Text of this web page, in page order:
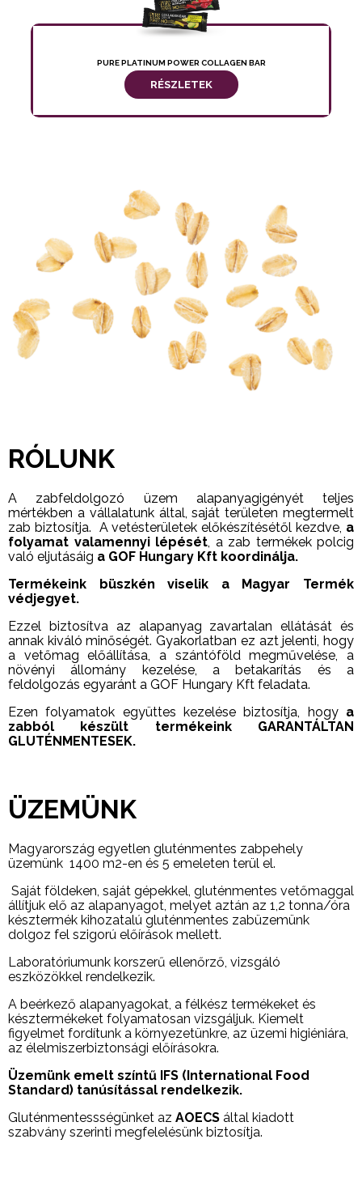
PURE PLATINUM POWER COLLAGEN BAR
RÉSZLETEK
RÓLUNK
A zabfeldolgozó üzem alapanyagigényét teljes
mértékben a vállalatunk által, saját területen megtermelt
zab biztosítja. A vetésterületek előkészítésétől kezdve, a
folyamat valamennyi lépését , a zab termékek polcig
való eljutásáig a GOF Hungary Kft koordinálja.
Termékeink büszkén viselik a Magyar Termék
védjegyet.
Ezzel biztosítva az alapanyag zavartalan ellátását és
annak kiváló minőségét. Gyakorlatban ez azt jelenti, hogy
a vetőmag előállítása, a szántóföld megművelése, a
növényi állomány kezelése, a betakarítás és a
feldolgozás egyaránt a GOF Hungary Kft feladata.
Ezen folyamatok együttes kezelése biztosítja, hogy a
zabból készült termékeink GARANTÁLTAN
GLUTÉNMENTESEK.
ÜZEMÜNK
Magyarország egyetlen gluténmentes zabpehely
üzemünk 1400 m2-en és 5 emeleten terül el.
Saját földeken, saját gépekkel, gluténmentes vetőmaggal
állítjuk elő az alapanyagot, melyet aztán az 1 ,2 tonna/óra
késztermék kihozatalú gluténmentes zabüzemünk
dolgoz fel szigorú előírások mellett.
Laboratóriumunk korszerű ellenőrző, vizsgáló
eszközökkel rendelkezik.
A beérkező alapanyagokat, a félkész termékeket és
késztermékeket folyamatosan vizsgáljuk. Kiemelt
figyelmet fordítunk a környezetünkre, az üzemi higiéniára,
az élelmiszerbiztonsági előírásokra.
Üzemünk emelt színtű IFS (International Food
Standard) tanúsítással rendelkezik.
Gluténmentessségünket az AOECS által kiadott
szabvány szerinti megfelelésünk biztosítja.